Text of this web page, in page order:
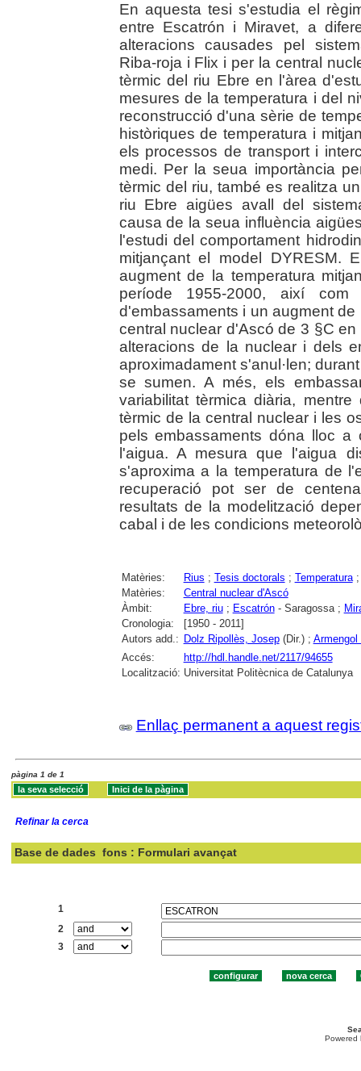
En aquesta tesi s'estudia el
entre Escatrón i Miravet, a
alteracions causades pel
Riba-roja i Flix i per la central
tèrmic del riu Ebre en l'àrea
mesures de la temperatura i del
reconstrucció d'una sèrie de
històriques de temperatura i
els processos de transport i
medi. Per la seua importància
tèrmic del riu, també es realitza
riu Ebre aigües avall del
causa de la seua influència
l'estudi del comportament
mitjançant el model DYRESM.
augment de la temperatura
període 1955-2000, així
d'embassaments i un augment
central nuclear d'Ascó de 3 §C
alteracions de la nuclear i dels
aproximadament s'anul·len;
se sumen. A més, els
variabilitat tèrmica diària,
tèrmic de la central nuclear i les
pels embassaments dóna lloc
l'aigua. A mesura que l'aigua
s'aproxima a la temperatura de
recuperació pot ser de
resultats de la modelització
cabal i de les condicions
Matèries: Rius ; Tesis doctorals ; Temperatura
Matèries:
Central nuclear d'Ascó
Àmbit:
Ebre, riu; Escatrón- Saragossa ;
Cronologia:
[1950 - 2011]
Autors add.: Dolz Ripollès, Josep(Dir.) ; Armengol
Accés:
http://hdl.handle.net/2117/94655
Localització: Universitat Politècnica de Catalunya
Enllaç permanent a aquest
pàgina 1 de 1
Refinar la cerca
Base de dades fons : Formulari avançat
1
2
3
Powered